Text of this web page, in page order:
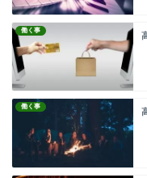
働く事
働く事